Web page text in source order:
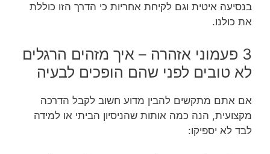
בנסיעה איטית וגם לקיחת אחריות כי הדרך הזו כוללת
את כולנו.
3 פעמוני אזהרה – איך מזהים הרגלים
לא טובים לפני שהם הופכים לבעיה
אם אתם מתקשים להבין מדוע חשוב לקבל הדרכה
מקצועית, הנה כמה אותות שהניסיון הביתי או למידה
לבד לא יספיקו: